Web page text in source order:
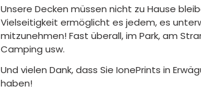
Unsere Decken müssen nicht zu Hause
Vielseitigkeit ermöglicht es jedem, es
mitzunehmen! Fast überall, im Park, am
Camping usw.
Und vielen Dank, dass Sie IonePrints in
haben!